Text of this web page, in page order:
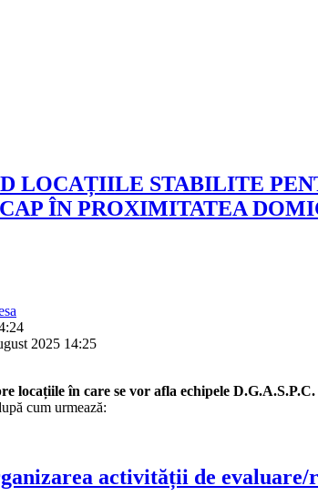
LOCAȚIILE STABILITE
ÎN PROXIMITATEA
2025 14:25
locațiile în care se vor afla echipele
cum urmează:
activității de evaluare/